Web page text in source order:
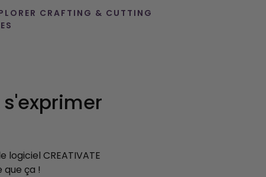
CRAFTING & CUTTING
CREATIVATE
que ça !